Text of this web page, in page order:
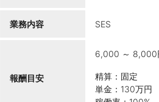
業務内容 SES
報酬目安
6,000 ～ 8,000
精算：固定
単金：130万円